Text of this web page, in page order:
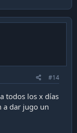
#14
todos los x días
a dar jugo un